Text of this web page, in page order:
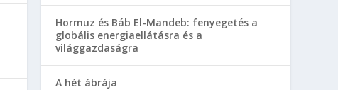
Hormuz és Báb El-Mandeb: fenyegetés a
globális energiaellátásra és a
világgazdaságra
A hét ábrája